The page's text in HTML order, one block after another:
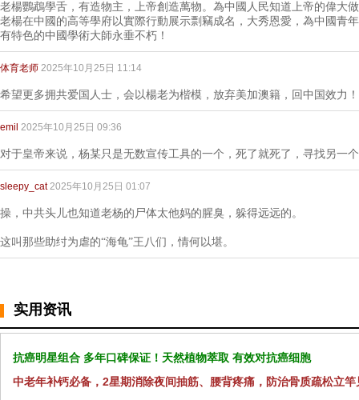
老楊鸚鵡學舌，有造物主，上帝創造萬物。為中國人民知道上帝的偉大
老楊在中國的高等學府以實際行動展示剽竊成名，大秀恩愛，為中國青
有特色的中國學術大師永垂不朽！
体育老师 2025年10月25日 11:14
希望更多拥共爱国人士，会以楊老为楷模，放弃美加澳籍，回中国效力！
emil 2025年10月25日 09:36
对于皇帝来说，杨某只是无数宣传工具的一个，死了就死了，寻找另一
sleepy_cat 2025年10月25日 01:07
操，中共头儿也知道老杨的尸体太他妈的腥臭，躲得远远的。
这叫那些助纣为虐的“海龟”王八们，情何以堪。
实用资讯
抗癌明星组合 多年口碑保证！天然植物萃取 有效对抗癌细胞
中老年补钙必备，2星期消除夜间抽筋、腰背疼痛，防治骨质疏松立竿